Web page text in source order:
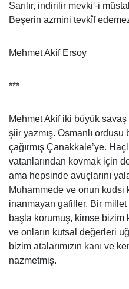
Sarılır, indirilir mevki'-i
Beşerin azmini tevkîf
Mehmet Akif Ersoy
***
Mehmet Akif iki büyük savaş
şiir yazmış. Osmanlı
çağırmış Çanakkale’ye.
vatanlarından kovmak için
ama hepsinde avuçlarını
Muhammede ve onun kudsi
inanmayan gafiller. Bir millet
başla korumuş, kimse bizim
ve onların kutsal değerleri
bizim atalarımızın kanı ve
nazmetmiş.